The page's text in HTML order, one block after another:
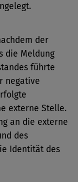
der
die Meldung
führte
negative
externe Stelle.
an die externe
des
Identität des